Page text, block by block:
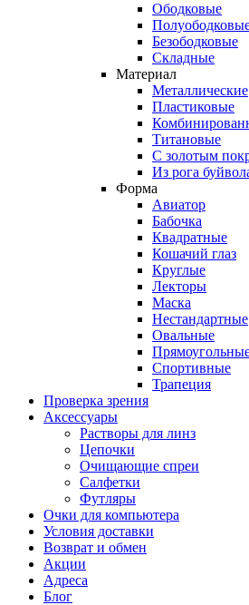
Ободковые
Безободковые
Складные
Материал
Металлические
Пластиковые
Титановые
С золотым
Из рога
Форма
Авиатор
Бабочка
Квадратные
Кошачий глаз
Круглые
Лекторы
Маска
Нестандартные
Овальные
Спортивные
Трапеция
Проверка зрения
Аксессуары
Растворы для линз
Цепочки
Очищающие спреи
Салфетки
Футляры
Очки для компьютера
Условия доставки
Возврат и обмен
Акции
Адреса
Блог